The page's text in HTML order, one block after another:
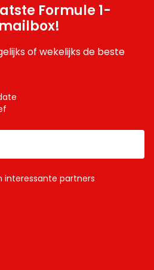
Formule 1-
of wekelijks de beste
interessante partners